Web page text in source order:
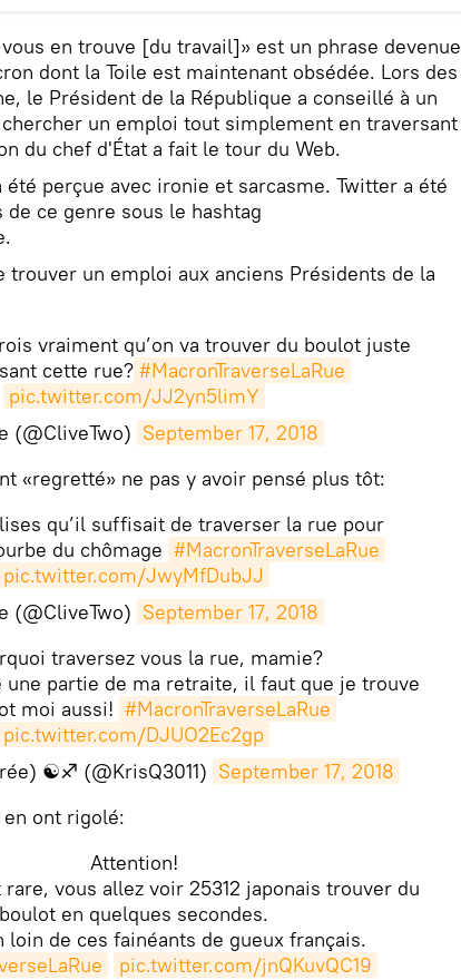
en trouve [du travail]» est un phrase devenue
dont la Toile est maintenant obsédée. Lors des
le Président de la République a conseillé à un
un emploi tout simplement en traversant
du chef d'État a fait le tour du Web.
été perçue avec ironie et sarcasme. Twitter a été
ce genre sous le hashtag
trouver un emploi aux anciens Présidents de la
vraiment qu’on va trouver du boulot juste
cette rue? #MacronTraverseLaRue
pic.twitter.com/JJ2yn5limY
(@CliveTwo) September 17, 2018
«regretté» ne pas y avoir pensé plus tôt:
qu’il suffisait de traverser la rue pour
du chômage #MacronTraverseLaRue
pic.twitter.com/JwyMfDubJJ
(@CliveTwo) September 17, 2018
traversez vous la rue, mamie?
partie de ma retraite, il faut que je trouve
moi aussi! #MacronTraverseLaRue
pic.twitter.com/DJUO2Ec2gp
☯️♐ (@KrisQ3011) September 17, 2018
en ont rigolé:
Attention!
vous allez voir 25312 japonais trouver du
boulot en quelques secondes.
loin de ces fainéants de gueux français.
pic.twitter.com/jnQKuvQC19